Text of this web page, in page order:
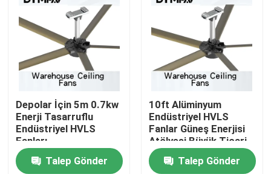
Ev
Depolar İçin 5m 0.7kw
Enerji Tasarruflu
Endüstriyel HVLS
Fanları
Talep Gönder
10ft Alüminyum
Endüstriyel HVLS
Fanlar Güneş Enerjisi
Atölyesi Büyük Ticari
Tavan Vantilatörleri
Talep Gönder